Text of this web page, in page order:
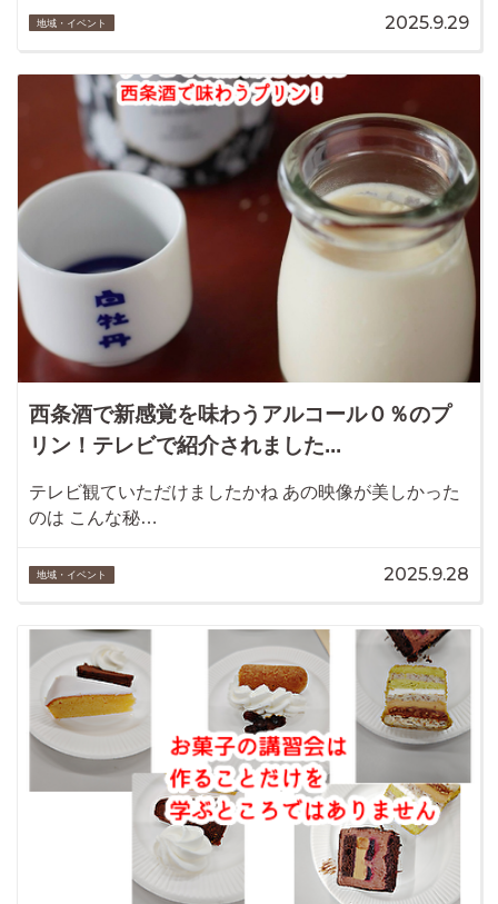
地域・イベント 2025.9.29
西条酒で新感覚を味わうアルコール０％のプ
リン！テレビで紹介されました...
テレビ観ていただけましたかね あの映像が美しかった
のは こんな秘…
地域・イベント 2025.9.28